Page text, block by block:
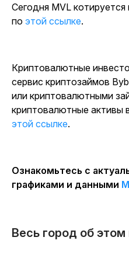
Сегодня MVL
по этой ссылке.
Криптовалютные
сервис криптозаймов
или криптовалютными
криптовалютные активы
этой ссылке.
Ознакомьтесь с
графиками и данными
Весь город об этом